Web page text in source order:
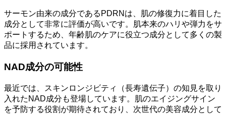
サーモン由来の成分であるPDRNは、肌の修復力に着目した
成分として非常に評価が高いです。肌本来のハリや弾力をサ
ポートするため、年齢肌のケアに役立つ成分として多くの製
品に採用されています。
NAD成分の可能性
最近では、スキンロンジビティ（長寿遺伝子）の知見を取り
入れたNAD成分も登場しています。肌のエイジングサイン
を予防する役割が期待されており、次世代の美容成分として